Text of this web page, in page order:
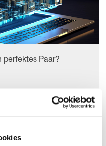
perfektes Paar?
haben die Fähigkeit,
der AEC/O-